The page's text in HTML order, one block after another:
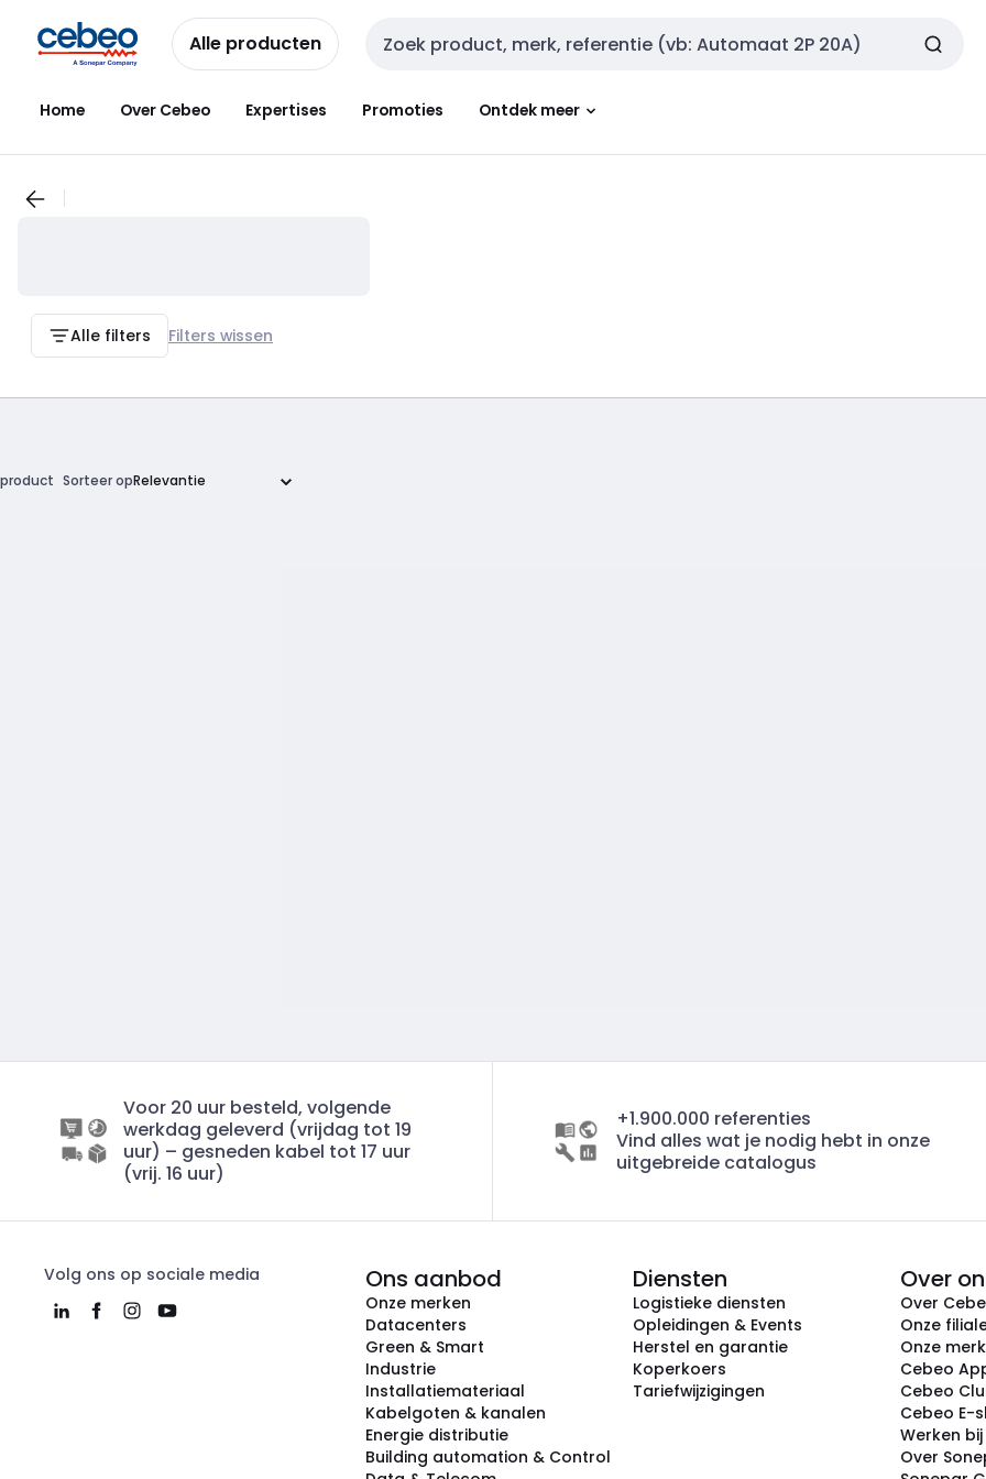
naar
navigatie
naar
inhoud
Alle producten Zoekveld invoer
Home Over Cebeo Expertises Promoties Ontdek meer
Alle filters Filters wissen
product Sorteer op
Voor 20 uur besteld, volgende
werkdag geleverd (vrijdag tot 19
uur) – gesneden kabel tot 17 uur
(vrij. 16 uur)
+1.900.000 referenties
Vind alles wat je nodig hebt in onze
uitgebreide catalogus
Volg ons op sociale media Ons aanbod
Onze merken
Datacenters
Green & Smart
Industrie
Installatiemateriaal
Kabelgoten & kanalen
Energie distributie
Building automation & Control
Diensten
Logistieke diensten
Opleidingen & Events
Herstel en garantie
Koperkoers
Tariefwijzigingen
Over
Over
Onze
Onze
Cebeo
Cebeo
Cebeo E-
Werken
Over